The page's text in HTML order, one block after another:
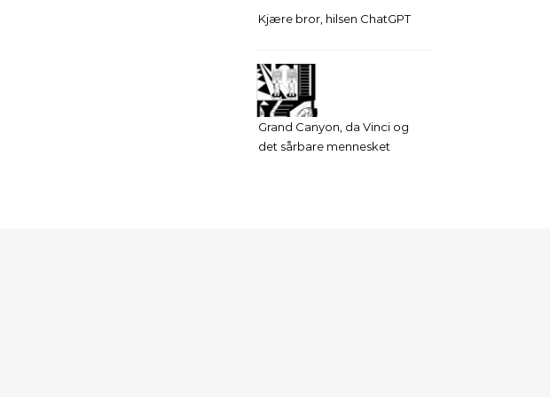
Kjære bror, hilsen ChatGPT
Grand Canyon, da Vinci og
det sårbare mennesket